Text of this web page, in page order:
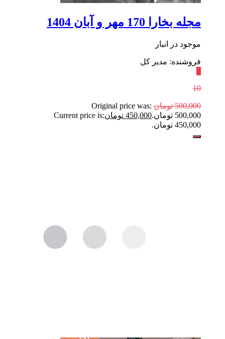
مجله بخارا 170 مهر‌ و آبان 1404
موجود در انبار
فروشنده: مدیر کل
10
500,000 تومان Original price was:
500,000 تومان.
450,000 تومانCurrent price is:
450,000 تومان.